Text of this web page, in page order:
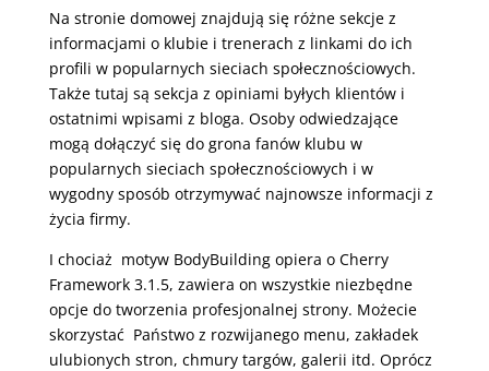
Na stronie domowej znajdują się różne sekcje z
informacjami o klubie i trenerach z linkami do ich
profili w popularnych sieciach społecznościowych.
Także tutaj są sekcja z opiniami byłych klientów i
ostatnimi wpisami z bloga. Osoby odwiedzające
mogą dołączyć się do grona fanów klubu w
popularnych sieciach społecznościowych i w
wygodny sposób otrzymywać najnowsze informacji z
życia firmy.
I chociaż motyw BodyBuilding opiera o Cherry
Framework 3.1.5, zawiera on wszystkie niezbędne
opcje do tworzenia profesjonalnej strony. Możecie
skorzystać Państwo z rozwijanego menu, zakładek
ulubionych stron, chmury targów, galerii itd. Oprócz